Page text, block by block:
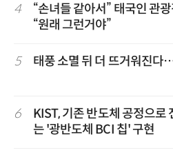
4
“손녀들 같아서” 태국인 관
“원래 그런거야”
5 태풍 소멸 뒤 더 뜨거워진
6
KIST, 기존 반도체 공정으로
는 '광반도체 BCI 칩' 구현